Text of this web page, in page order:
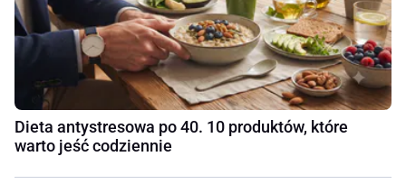
Dieta antystresowa po 40. 10 produktów, które
warto jeść codziennie